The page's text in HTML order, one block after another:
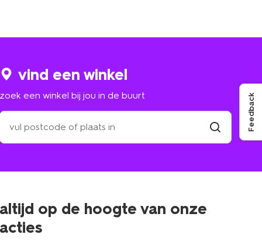
vind een winkel
een winkel bij jou in de buurt
op de hoogte van onze
Feedback